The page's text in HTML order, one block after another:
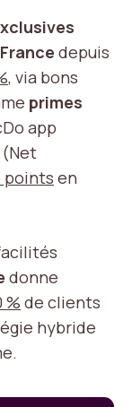
France depuis
, via bons
primes
app
(Net
points en
donne
% de clients
hybride